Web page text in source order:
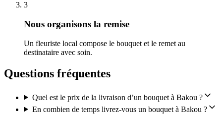
3
Nous organisons la remise
Un fleuriste local compose le bouquet et le remet au
destinataire avec soin.
Questions fréquentes
Quel est le prix de la livraison d’un bouquet à Bakou ?
En combien de temps livrez-vous un bouquet à Bakou ?